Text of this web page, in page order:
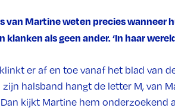
van Martine weten precies wanneer
klanken als geen ander. ‘In haar
klinkt er af en toe vanaf het blad
zijn halsband hangt de letter M, van
kijkt Martine hem onderzoekend